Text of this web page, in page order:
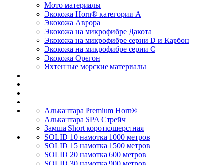
Мото материалы
Экокожа Horn® категории A
Экокожа Аврора
Экокожа на микрофибре Дакота
Экокожа на микрофибре серии D и Карбон
Экокожа на микрофибре серии С
Экокожа Орегон
Яхтенные морские материалы
Алькантара Premium Horn®
Алькантара SPA Стрейч
Замша Short короткошерстная
SOLID 10 намотка 1000 метров
SOLID 15 намотка 1500 метров
SOLID 20 намотка 600 метров
SOLID 30 намотка 900 метров